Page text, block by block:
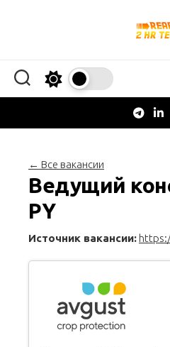
← Все вакансии
Ведущий
PY
Источник вакансии: